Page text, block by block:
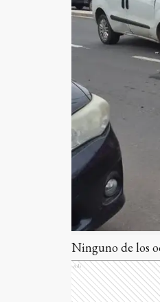
Ninguno de los
Ads